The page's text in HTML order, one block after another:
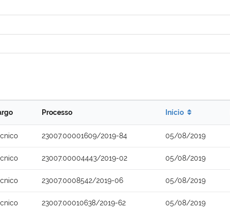
Processo Início
23007.00001609/2019-84 05/08/2019
23007.00004443/2019-02 05/08/2019
23007.0008542/2019-06 05/08/2019
23007.00010638/2019-62 05/08/2019